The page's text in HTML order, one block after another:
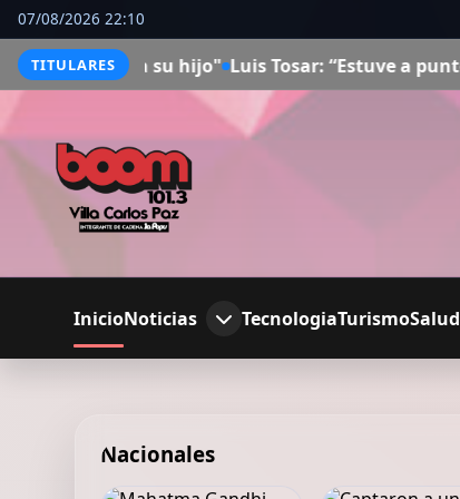
07/08/2026 22:10
TITULARES
Luis Tosar: “Estuve a punto de alistarme en las
InicioNoticias TecnologiaTurismoSalud
Nacionales